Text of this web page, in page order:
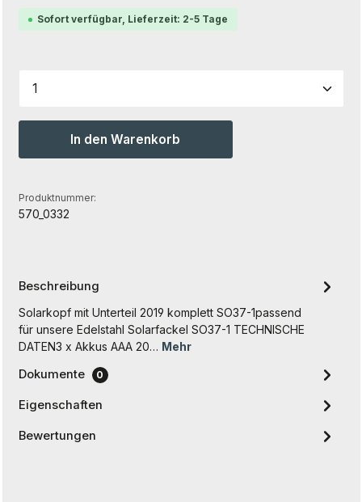
Sofort verfügbar, Lieferzeit: 2-5 Tage
Produkt Anzahl: Gib den gewünschten Wert ein
In den Warenkorb
Produktnummer:
570_0332
Beschreibung
Solarkopf mit Unterteil 2019 komplett SO37-1passend
für unsere Edelstahl Solarfackel SO37-1 TECHNISCHE
DATEN3 x Akkus AAA 20… Mehr
Dokumente 0
Eigenschaften
Bewertungen